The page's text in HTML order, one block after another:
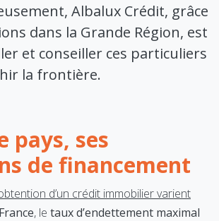
Albalux Crédit, grâce
dans la Grande Région, est
et conseiller ces particuliers
la frontière.
pays, ses
de financement
d’un crédit immobilier varient
France, le taux d’endettement maximal